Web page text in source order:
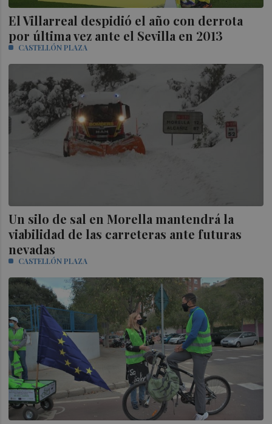
El Villarreal despidió el año con derrota
por última vez ante el Sevilla en 2013
CASTELLÓN PLAZA
Un silo de sal en Morella mantendrá la
viabilidad de las carreteras ante futuras
nevadas
CASTELLÓN PLAZA